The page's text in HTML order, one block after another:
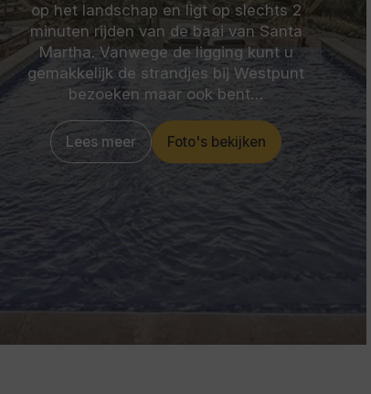
op het landschap en ligt op slechts 2
minuten rijden van de baai van Santa
Martha. Vanwege de ligging kunt u
gemakkelijk de strandjes bij Westpunt
bezoeken maar ook bent…
Lees meer Foto's bekijken